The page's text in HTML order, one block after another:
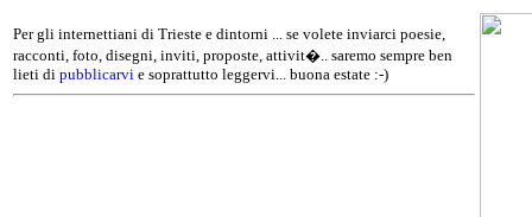
Per gli internettiani di Trieste e dintorni ... se volete inviarci poesie,
racconti, foto, disegni, inviti, proposte, attivit�.. saremo sempre ben
lieti di pubblicarvi e soprattutto leggervi... buona estate :-)